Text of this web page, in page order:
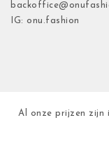
IG: onu.fashion
Al onze prijzen zijn